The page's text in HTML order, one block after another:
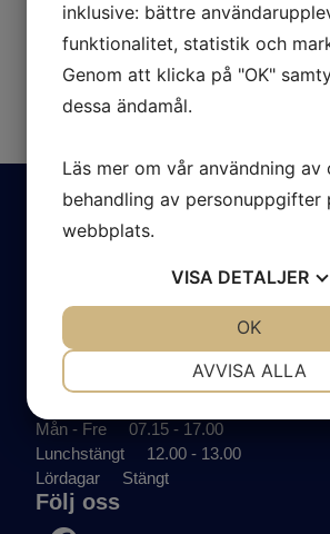
Kontakta oss
info@akessonsbilcenter.se
Limsjöänget 5
793 31 Leksand
Mån - Fre
07.15 - 17.00
Lunchstängt
12.00 - 13.00
Lördagar
Stängt
Följ oss
inklusive: bättre
funktionalitet, statistik och
Genom att klicka på "OK"
dessa ändamål.
Läs mer om vår användning av
behandling av personuppgifter
webbplats.
VISA DETALJER
MARKNADSFÖRING
AVVISA ALLA
OK